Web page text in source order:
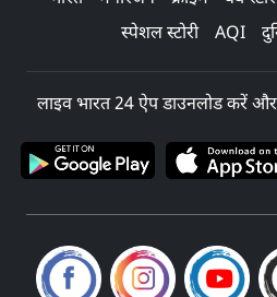
स्पेशल स्टोरी
AQI
लाइव भारत 24 ऐप डाउनलोड करें